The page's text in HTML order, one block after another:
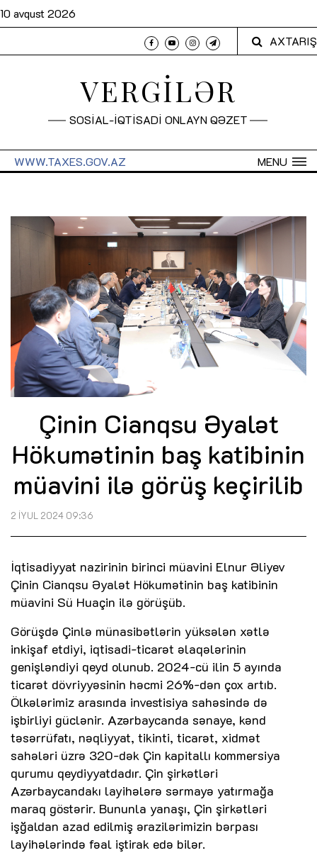
10 avqust 2026
AXTARIŞ
VERGİLƏR
SOSİAL-İQTİSADİ ONLAYN QƏZET
MENU
WWW.TAXES.GOV.AZ
Çinin Cianqsu Əyalət
Hökumətinin baş katibinin
müavini ilə görüş keçirilib
2 İYUL 2024 09:36
İqtisadiyyat nazirinin birinci müavini Elnur Əliyev
Çinin Cianqsu Əyalət Hökumətinin baş katibinin
müavini Sü Huaçin ilə görüşüb.
Görüşdə Çinlə münasibətlərin yüksələn xətlə
inkişaf etdiyi, iqtisadi-ticarət əlaqələrinin
genişləndiyi qeyd olunub. 2024-cü ilin 5 ayında
ticarət dövriyyəsinin həcmi 26%-dən çox artıb.
Ölkələrimiz arasında investisiya sahəsində də
işbirliyi güclənir. Azərbaycanda sənaye, kənd
təsərrüfatı, nəqliyyat, tikinti, ticarət, xidmət
sahələri üzrə 320-dək Çin kapitallı kommersiya
qurumu qeydiyyatdadır. Çin şirkətləri
Azərbaycandakı layihələrə sərmayə yatırmağa
maraq göstərir. Bununla yanaşı, Çin şirkətləri
işğaldan azad edilmiş ərazilərimizin bərpası
layihələrində fəal iştirak edə bilər.